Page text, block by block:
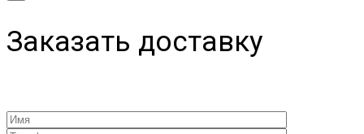
Заказать доставку